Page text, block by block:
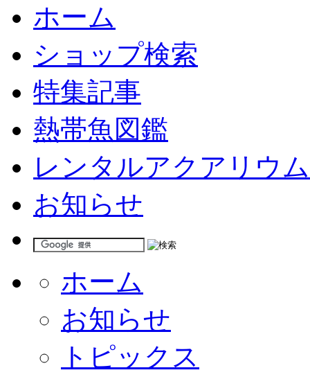
ホーム
ショップ検索
特集記事
熱帯魚図鑑
レンタルアクアリウム
お知らせ
ホーム
お知らせ
トピックス